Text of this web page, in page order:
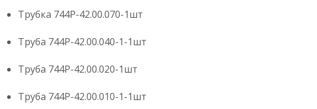
Трубка 744Р-42.00.070-1шт
Труба 744Р-42.00.040-1-1шт
Труба 744Р-42.00.020-1шт
Труба 744Р-42.00.010-1-1шт